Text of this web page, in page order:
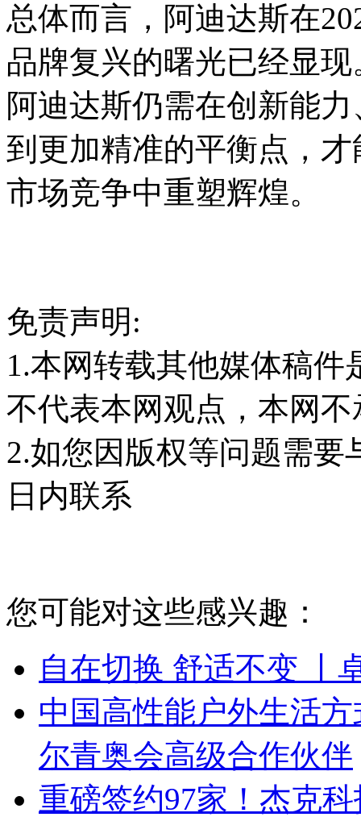
总体而言，阿迪达斯在
品牌复兴的曙光已经显
阿迪达斯仍需在创新能
到更加精准的平衡点，
市场竞争中重塑辉煌。
免责声明:
1.本网转载其他媒体稿
不代表本网观点，本网
2.如您因版权等问题需要
日内联系
您可能对这些感兴趣：
自在切换 舒适不变 丨
中国高性能户外生活
尔青奥会高级合作伙伴
重磅签约97家！杰克